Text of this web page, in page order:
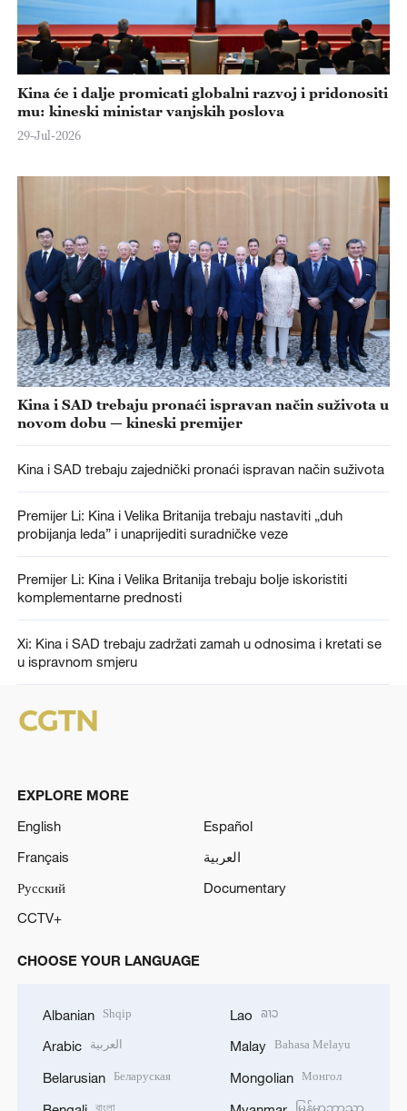
Kina će i dalje promicati globalni razvoj i pridonositi
mu: kineski ministar vanjskih poslova
29-Jul-2026
Kina i SAD trebaju pronaći ispravan način suživota u
novom dobu — kineski premijer
Kina i SAD trebaju zajednički pronaći ispravan način suživota
Premijer Li: Kina i Velika Britanija trebaju nastaviti „duh
probijanja leda” i unaprijediti suradničke veze
Premijer Li: Kina i Velika Britanija trebaju bolje iskoristiti
komplementarne prednosti
Xi: Kina i SAD trebaju zadržati zamah u odnosima i kretati se
u ispravnom smjeru
EXPLORE MORE
English
Español
Français
العربية
Русский
Documentary
CCTV+
CHOOSE YOUR LANGUAGE
Albanian Shqip
Arabic العربية
Belarusian Беларуская
Lao ລາວ
Malay Bahasa Melayu
Mongolian Монгол